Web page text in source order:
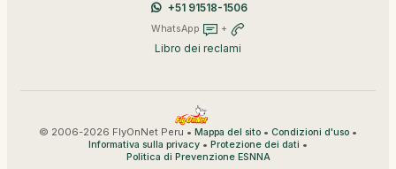
+51 91518-1506
WhatsApp +
Libro dei reclami
© 2006-2026 FlyOnNet Peru • Mappa del sito • Condizioni d'uso •
Informativa sulla privacy • Protezione dei dati •
Politica di Prevenzione ESNNA